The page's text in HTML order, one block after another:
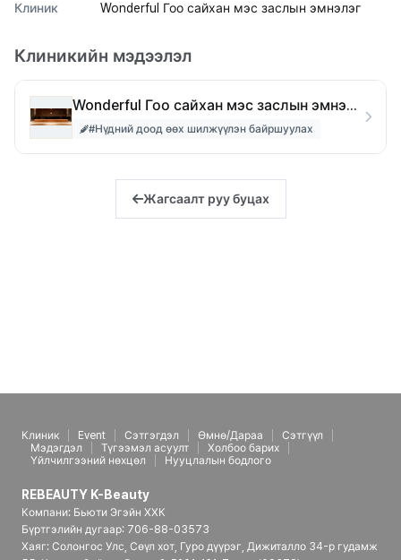
Клиник Wonderful Гоо сайхан мэс заслын эмнэлэг
Клиникийн мэдээлэл
Wonderful Гоо сайхан мэс заслын эмнэлэг
#Нүдний доод өөх шилжүүлэн байршуулах
Жагсаалт руу буцах
Клиник Event Сэтгэгдэл Өмнө/Дараа
Сэтгүүл
Мэдэгдэл
Түгээмэл асуулт
Холбоо барих
Үйлчилгээний нөхцөл
Нууцлалын бодлого
REBEAUTY K-Beauty
Компани: Бьюти Эгэйн ХХК
Бүртгэлийн дугаар: 706-88-03573
Хаяг: Солонгос Улс, Сөүл хот, Гуро дүүрэг, Дижиталло 34-р гудамж